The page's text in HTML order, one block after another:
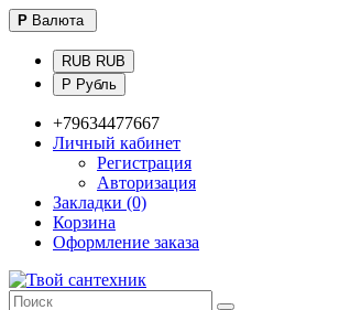
Р Валюта
RUB RUB
Р Рубль
+79634477667
Личный кабинет
Регистрация
Авторизация
Закладки (0)
Корзина
Оформление заказа